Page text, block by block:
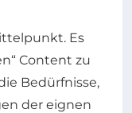
Es
Content zu
Bedürfnisse,
der eignen